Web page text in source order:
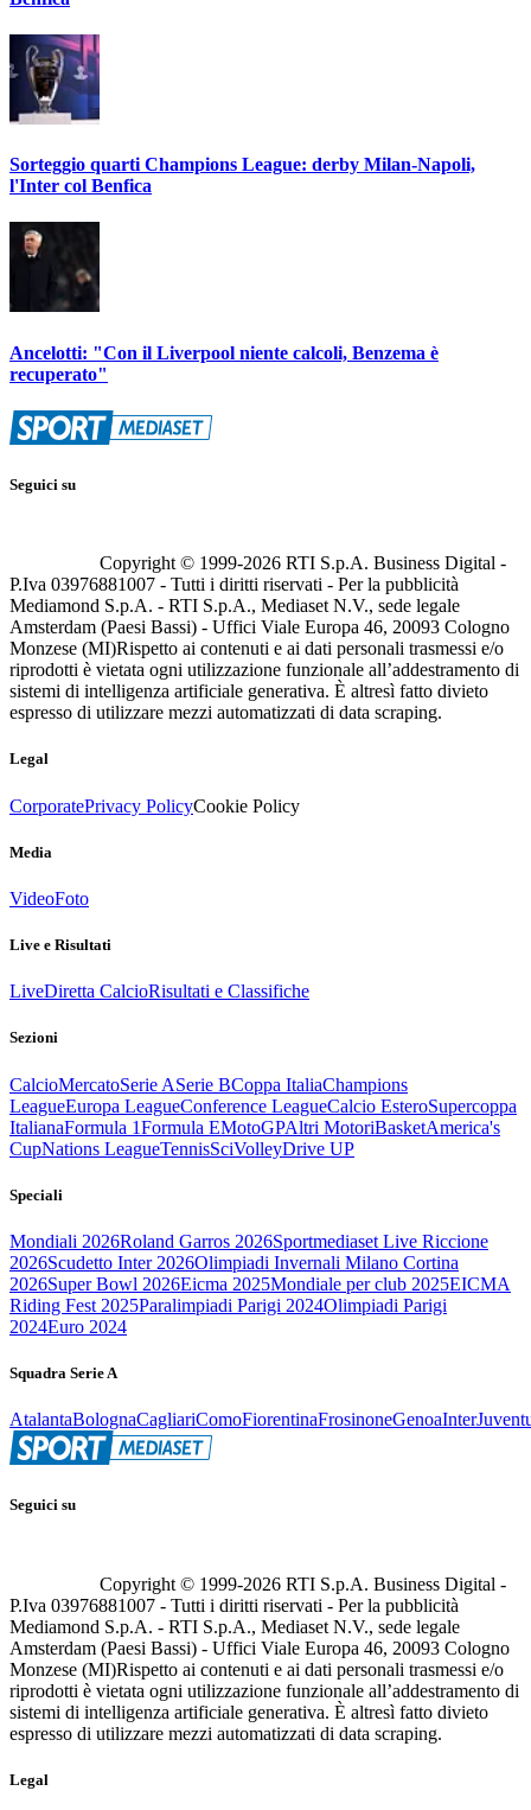
Sorteggio quarti Champions League: derby Milan-Napoli,
l'Inter col Benfica
Ancelotti: "Con il Liverpool niente calcoli, Benzema è
recuperato"
Seguici su
Copyright © 1999-2026 RTI S.p.A. Business Digital -
P.Iva 03976881007 - Tutti i diritti riservati - Per la pubblicità
Mediamond S.p.A. - RTI S.p.A., Mediaset N.V., sede legale
Amsterdam (Paesi Bassi) - Uffici Viale Europa 46, 20093 Cologno
Monzese (MI)Rispetto ai contenuti e ai dati personali trasmessi e/o
riprodotti è vietata ogni utilizzazione funzionale all’addestramento di
sistemi di intelligenza artificiale generativa. È altresì fatto divieto
espresso di utilizzare mezzi automatizzati di data scraping.
Legal
CorporatePrivacy PolicyCookie Policy
Media
VideoFoto
Live e Risultati
LiveDiretta CalcioRisultati e Classifiche
Sezioni
CalcioMercatoSerie ASerie BCoppa ItaliaChampions
LeagueEuropa LeagueConference LeagueCalcio EsteroSupercoppa
ItalianaFormula 1Formula EMotoGPAltri MotoriBasketAmerica's
CupNations LeagueTennisSciVolleyDrive UP
Speciali
Mondiali 2026Roland Garros 2026Sportmediaset Live Riccione
2026Scudetto Inter 2026Olimpiadi Invernali Milano Cortina
2026Super Bowl 2026Eicma 2025Mondiale per club 2025EICMA
Riding Fest 2025Paralimpiadi Parigi 2024Olimpiadi Parigi
2024Euro 2024
Squadra Serie A
AtalantaBolognaCagliariComoFiorentinaFrosinoneGenoaInter
Seguici su
Copyright © 1999-2026 RTI S.p.A. Business Digital -
P.Iva 03976881007 - Tutti i diritti riservati - Per la pubblicità
Mediamond S.p.A. - RTI S.p.A., Mediaset N.V., sede legale
Amsterdam (Paesi Bassi) - Uffici Viale Europa 46, 20093 Cologno
Monzese (MI)Rispetto ai contenuti e ai dati personali trasmessi e/o
riprodotti è vietata ogni utilizzazione funzionale all’addestramento di
sistemi di intelligenza artificiale generativa. È altresì fatto divieto
espresso di utilizzare mezzi automatizzati di data scraping.
Legal